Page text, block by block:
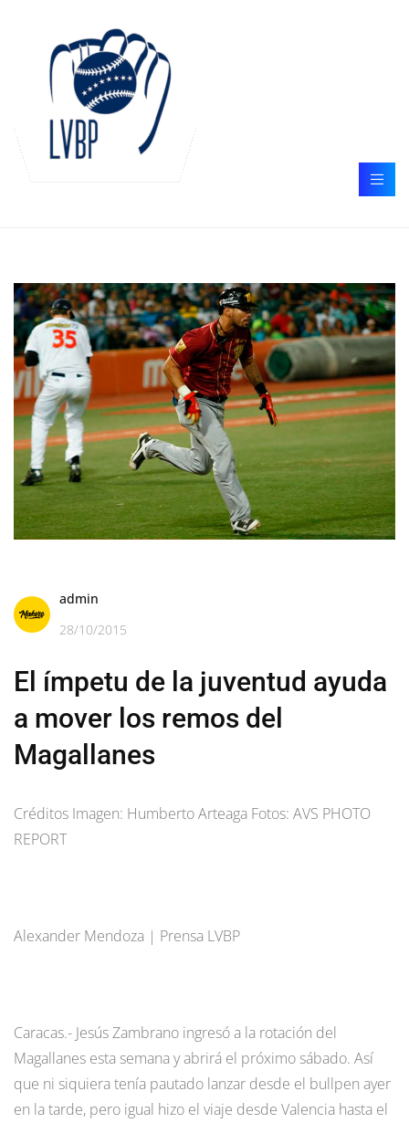
admin
28/10/2015
El ímpetu de la juventud ayuda
a mover los remos del
Magallanes
Créditos Imagen: Humberto Arteaga Fotos: AVS PHOTO
REPORT
Alexander Mendoza | Prensa LVBP
Caracas.- Jesús Zambrano ingresó a la rotación del
Magallanes esta semana y abrirá el próximo sábado. Así
que ni siquiera tenía pautado lanzar desde el bullpen ayer
en la tarde, pero igual hizo el viaje desde Valencia hasta el